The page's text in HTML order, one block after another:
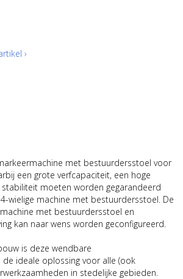
›
met bestuurdersstoel voor
een grote verfcapaciteit, een hoge
moeten worden gegarandeerd
wielige machine met bestuurdersstoel. De
met bestuurdersstoel en
kan naar wens worden geconfigureerd.
is deze wendbare
ideale oplossing voor alle (ook
in stedelijke gebieden.